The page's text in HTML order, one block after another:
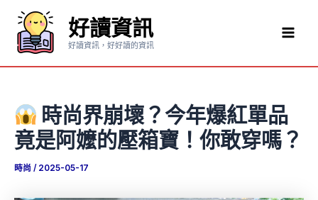
要
好讀資訊
好讀資訊，好好讀的資訊
時尚界崩壞？今年爆紅單品
竟是阿嬤的壓箱寶！你敢穿嗎？
時尚 / 2025-05-17